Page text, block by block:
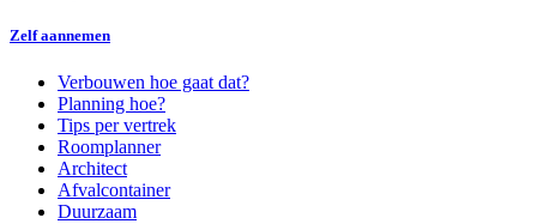
Zelf aannemen
Verbouwen hoe gaat dat?
Planning hoe?
Tips per vertrek
Roomplanner
Architect
Afvalcontainer
Duurzaam